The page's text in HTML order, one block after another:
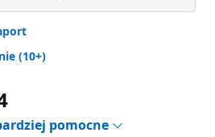
(10+)
pomocne